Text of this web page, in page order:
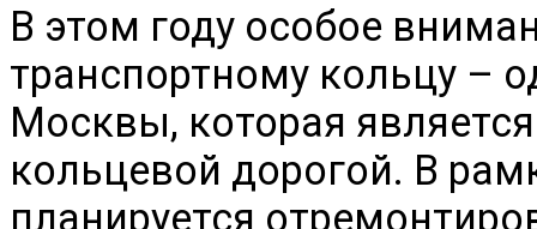
В этом году особое
транспортному кольцу –
Москвы, которая
кольцевой дорогой. В
планируется